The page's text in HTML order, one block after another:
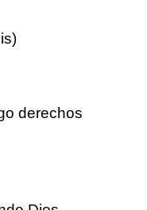
derechos